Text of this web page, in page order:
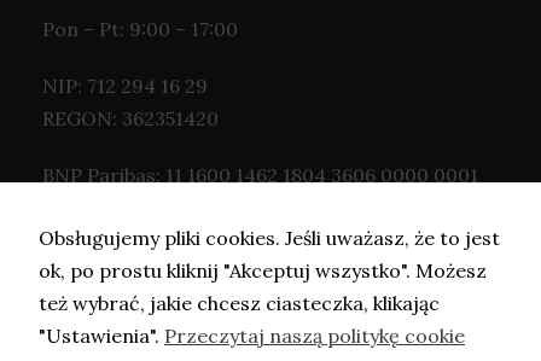
Pon – Pt: 9:00 – 17:00
NIP: 712 294 16 29
REGON: 362351420
BNP Paribas: 11 1600 1462 1804 3606 0000 0001
Obsługujemy pliki cookies. Jeśli uważasz, że to jest
ok, po prostu kliknij "Akceptuj wszystko". Możesz
też wybrać, jakie chcesz ciasteczka, klikając
"Ustawienia". Przeczytaj naszą politykę cookie